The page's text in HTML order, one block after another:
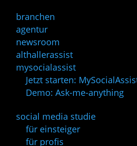
branchen
agentur
newsroom
althallerassist
mysocialassist
Jetzt starten:
Demo: Ask-me-anything
social media studie
für einsteiger
für profis